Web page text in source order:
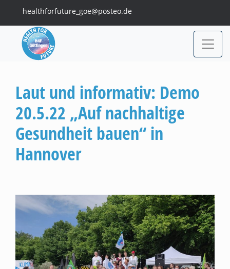
healthforfuture_goe@posteo.de
Laut und informativ: Demo
20.5.22 „Auf nachhaltige
Gesundheit bauen“ in
Hannover